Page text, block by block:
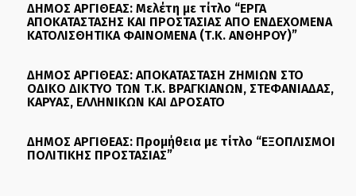
ΔΗΜΟΣ ΑΡΓΙΘΕΑΣ: Μελέτη με τίτλο “ΕΡΓΑ
ΑΠΟΚΑΤΑΣΤΑΣΗΣ ΚΑΙ ΠΡΟΣΤΑΣΙΑΣ ΑΠΟ ΕΝΔΕΧΟΜΕΝΑ
ΚΑΤΟΛΙΣΘΗΤΙΚΑ ΦΑΙΝΟΜΕΝΑ (Τ.Κ. ΑΝΘΗΡΟΥ)”
ΔΗΜΟΣ ΑΡΓΙΘΕΑΣ: ΑΠΟΚΑΤΑΣΤΑΣΗ ΖΗΜΙΩΝ ΣΤΟ
ΟΔΙΚΟ ΔΙΚΤΥΟ ΤΩΝ Τ.Κ. ΒΡΑΓΚΙΑΝΩΝ, ΣΤΕΦΑΝΙΑΔΑΣ,
ΚΑΡΥΑΣ, ΕΛΛΗΝΙΚΩΝ ΚΑΙ ΔΡΟΣΑΤΟ
ΔΗΜΟΣ ΑΡΓΙΘΕΑΣ: Προμήθεια με τίτλο “ΕΞΟΠΛΙΣΜΟΙ
ΠΟΛΙΤΙΚΗΣ ΠΡΟΣΤΑΣΙΑΣ”